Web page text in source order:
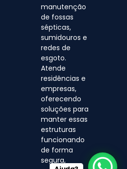
manutenção
de fossas
sépticas,
sumidouros e
redes de
esgoto.
Atende
residências e
empresas,
oferecendo
soluções para
manter essas
estruturas
funcionando
de forma
segura,